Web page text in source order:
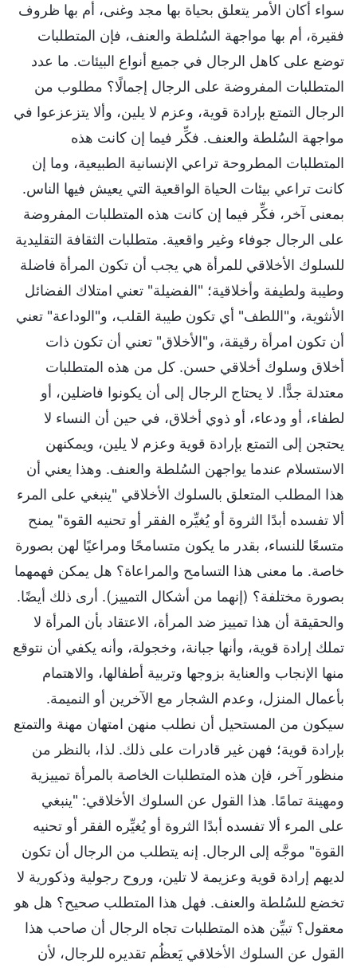
سواء أكان الأمر يتعلق بحياة بها مجد وغنى، أم بها ظروف
فقيرة، أم بها مواجهة السُلطة والعنف، فإن المتطلبات
توضع على كاهل الرجال في جميع أنواع البيئات. ما عدد
المتطلبات المفروضة على الرجال إجمالًا؟ مطلوب من
الرجال التمتع بإرادة قوية، وعزم لا يلين، وألا يتزعزعوا في
مواجهة السُلطة والعنف. فكِّر فيما إن كانت هذه
المتطلبات المطروحة تراعي الإنسانية الطبيعية، وما إن
كانت تراعي بيئات الحياة الواقعية التي يعيش فيها الناس.
بمعنى آخر، فكِّر فيما إن كانت هذه المتطلبات المفروضة
على الرجال جوفاء وغير واقعية. متطلبات الثقافة التقليدية
للسلوك الأخلاقي للمرأة هي يجب أن تكون المرأة فاضلة
وطيبة ولطيفة وأخلاقية؛ "الفضيلة" تعني امتلاك الفضائل
الأنثوية، و"اللطف" أي تكون طيبة القلب، و"الوداعة" تعني
أن تكون امرأة رقيقة، و"الأخلاق" تعني أن تكون ذات
أخلاق وسلوك أخلاقي حسن. كل من هذه المتطلبات
معتدلة جدًّا. لا يحتاج الرجال إلى أن يكونوا فاضلين، أو
لطفاء، أو ودعاء، أو ذوي أخلاق، في حين أن النساء لا
يحتجن إلى التمتع بإرادة قوية وعزم لا يلين، ويمكنهن
الاستسلام عندما يواجهن السُلطة والعنف. وهذا يعني أن
هذا المطلب المتعلق بالسلوك الأخلاقي "ينبغي على المرء
ألا تفسده أبدًا الثروة أو يُغيِّره الفقر أو تحنيه القوة" يمنح
متسعًا للنساء، بقدر ما يكون متسامحًا ومراعيًا لهن بصورة
خاصة. ما معنى هذا التسامح والمراعاة؟ هل يمكن فهمهما
بصورة مختلفة؟ (إنهما من أشكال التمييز). أرى ذلك أيضًا.
والحقيقة أن هذا تمييز ضد المرأة، الاعتقاد بأن المرأة لا
تملك إرادة قوية، وأنها جبانة، وخجولة، وأنه يكفي أن نتوقع
منها الإنجاب والعناية بزوجها وتربية أطفالها، والاهتمام
بأعمال المنزل، وعدم الشجار مع الآخرين أو النميمة.
سيكون من المستحيل أن نطلب منهن امتهان مهنة والتمتع
بإرادة قوية؛ فهن غير قادرات على ذلك. لذا، بالنظر من
منظور آخر، فإن هذه المتطلبات الخاصة بالمرأة تمييزية
ومهينة تمامًا. هذا القول عن السلوك الأخلاقي: "ينبغي
على المرء ألا تفسده أبدًا الثروة أو يُغيِّره الفقر أو تحنيه
القوة" موجَّه إلى الرجال. إنه يتطلب من الرجال أن تكون
لديهم إرادة قوية وعزيمة لا تلين، وروح رجولية وذكورية لا
تخضع للسُلطة والعنف. فهل هذا المتطلب صحيح؟ هل هو
معقول؟ تبيِّن هذه المتطلبات تجاه الرجال أن صاحب هذا
القول عن السلوك الأخلاقي يَعظُم تقديره للرجال، لأن